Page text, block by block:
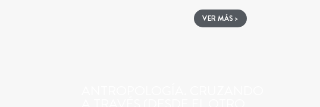
VER MÁS >